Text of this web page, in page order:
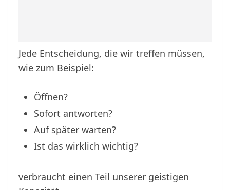
Jede Entscheidung, die wir treffen müssen,
wie zum Beispiel:
Öffnen?
Sofort antworten?
Auf später warten?
Ist das wirklich wichtig?
verbraucht einen Teil unserer geistigen